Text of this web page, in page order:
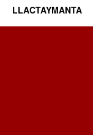
LLACTAYMANTA